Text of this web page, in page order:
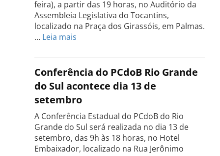
feira), a partir das 19 horas, no Auditório da
Assembleia Legislativa do Tocantins,
localizado na Praça dos Girassóis, em Palmas.
… Leia mais
Estadual
do
PCdoB
Tocantins
será
realizada
dia
18
de
Conferência do PCdoB Rio Grande
do Sul acontece dia 13 de
setembro
A Conferência Estadual do PCdoB do Rio
Grande do Sul será realizada no dia 13 de
setembro, das 9h às 18 horas, no Hotel
Embaixador, localizado na Rua Jerônimo